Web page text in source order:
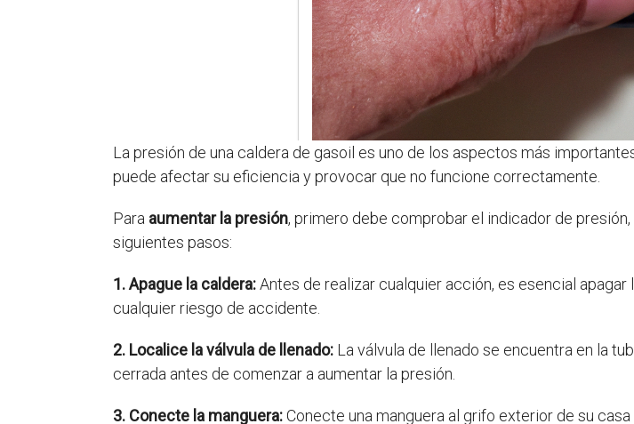
La presión de una caldera de gasoil es uno de los aspectos más
puede afectar su eficiencia y provocar que no funcione correctamente.
Para aumentar la presión, primero debe comprobar el indicador de
siguientes pasos:
1. Apague la caldera:Antes de realizar cualquier acción, es esencial
cualquier riesgo de accidente.
2. Localice la válvula de llenado: La válvula de llenado se encuentra en la
cerrada antes de comenzar a aumentar la presión.
3. Conecte la manguera:Conecte una manguera al grifo exterior de su